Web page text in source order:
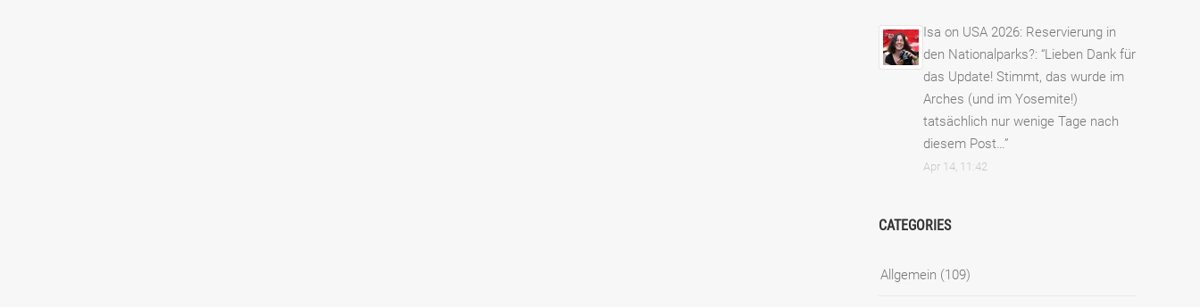
Isa on USA 2026: Reservierung in
den Nationalparks?: “Lieben Dank für
das Update! Stimmt, das wurde im
Arches (und im Yosemite!)
tatsächlich nur wenige Tage nach
diesem Post…”
Apr 14, 11:42
CATEGORIES
Allgemein (109)